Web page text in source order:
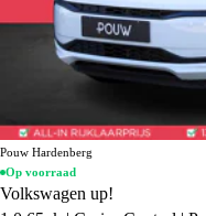
Pouw Hardenberg
Op voorraad
Volkswagen up!